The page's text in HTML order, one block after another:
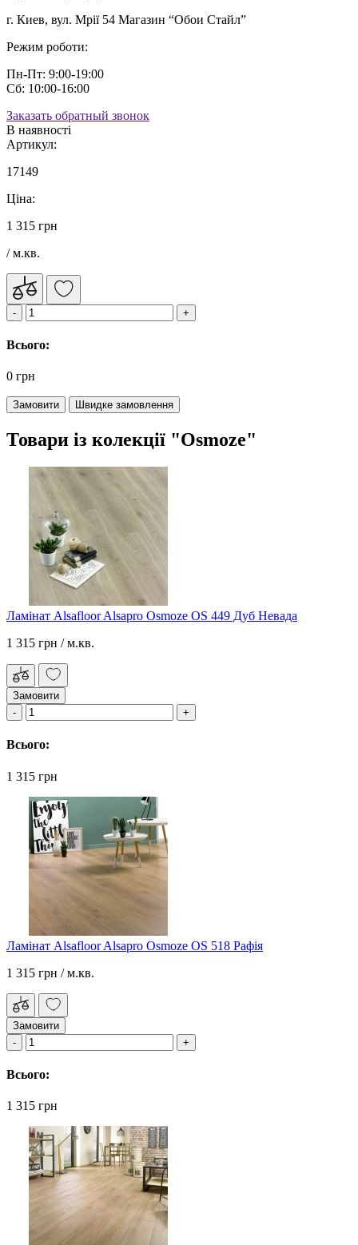
г. Киев, вул. Мрії 54 Магазин “Обои Стайл”
Режим роботи:
Пн-Пт: 9:00-19:00
Сб: 10:00-16:00
Заказать обратный звонок
В наявності
Артикул:
17149
Ціна:
1 315 грн
/ м.кв.
Всього:
0 грн
Замовити Швидке замовлення
Товари із колекції "Osmoze"
Ламінат Alsafloor Alsapro Osmoze OS 449 Дуб Невада
1 315 грн / м.кв.
Замовити
Всього:
1 315 грн
Ламінат Alsafloor Alsapro Osmoze OS 518 Рафія
1 315 грн / м.кв.
Замовити
Всього:
1 315 грн